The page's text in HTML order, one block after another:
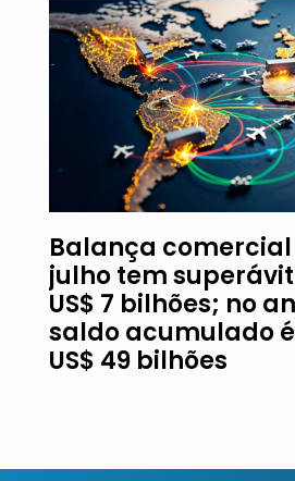
Balança
julho tem
US$ 7 bilhões; no
saldo acumulado
US$ 49 bilhões